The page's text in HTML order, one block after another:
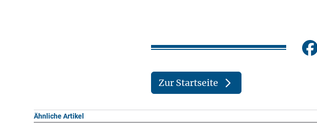
Zur Startseite
Ähnliche Artikel